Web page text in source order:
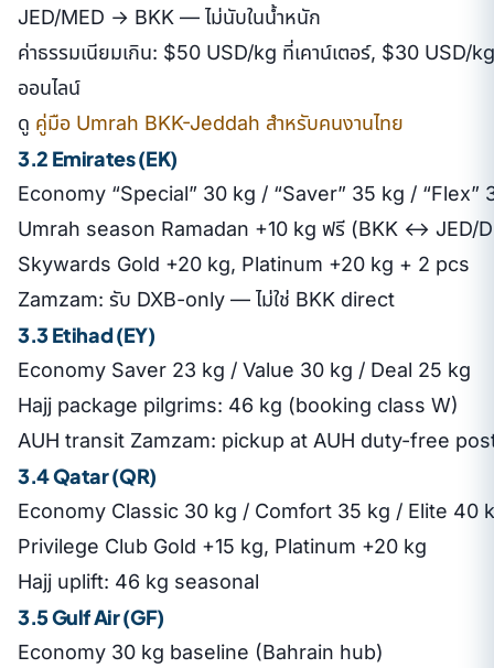
JED/MED → BKK — ไม่นับในน้ำหนัก
ค่าธรรมเนียมเกิน: $50 USD/kg ที่เคาน์เตอร์, $30 USD/
ออนไลน์
ดู คู่มือ Umrah BKK-Jeddah สำหรับคนงานไทย
3.2 Emirates (EK)
Economy “Special” 30 kg / “Saver” 35 kg / “Flex”
Umrah season Ramadan +10 kg ฟรี (BKK ↔ JED/
Skywards Gold +20 kg, Platinum +20 kg + 2 pcs
Zamzam: รับ DXB-only — ไม่ใช่ BKK direct
3.3 Etihad (EY)
Economy Saver 23 kg / Value 30 kg / Deal 25 kg
Hajj package pilgrims: 46 kg (booking class W)
AUH transit Zamzam: pickup at AUH duty-free
3.4 Qatar (QR)
Economy Classic 30 kg / Comfort 35 kg / Elite 40
Privilege Club Gold +15 kg, Platinum +20 kg
Hajj uplift: 46 kg seasonal
3.5 Gulf Air (GF)
Economy 30 kg baseline (Bahrain hub)